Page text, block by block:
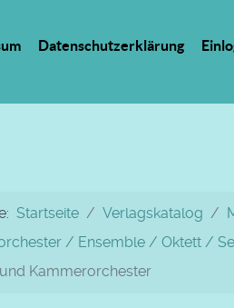
Datenschutzerklärung
Startseite Verlagskatalog
/ Ensemble / Oktett /
Kammerorchester